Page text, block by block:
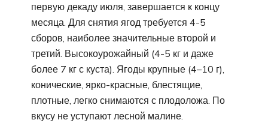
первую декаду июля, завершается к концу
месяца. Для снятия ягод требуется 4-5
сборов, наиболее значительные второй и
третий. Высокоурожайный (4-5 кг и даже
более 7 кг с куста). Ягоды крупные (4–10 г),
конические, ярко-красные, блестящие,
плотные, легко снимаются с плодоложа. По
вкусу не уступают лесной малине.